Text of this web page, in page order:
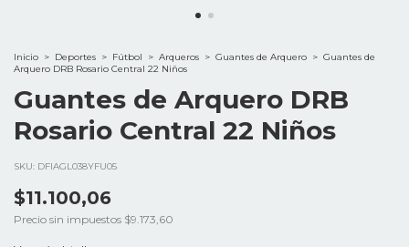
Inicio > Deportes > Fútbol > Arqueros > Guantes de Arquero > Guantes de
Arquero DRB Rosario Central 22 Niños
Guantes de Arquero DRB
Rosario Central 22 Niños
SKU: DFIAGL038YFU05
$11.100,06
Precio sin impuestos $9.173,60